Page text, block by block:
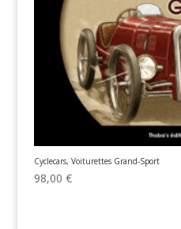
Cyclecars, Voiturettes Grand-Sport
98,00 €